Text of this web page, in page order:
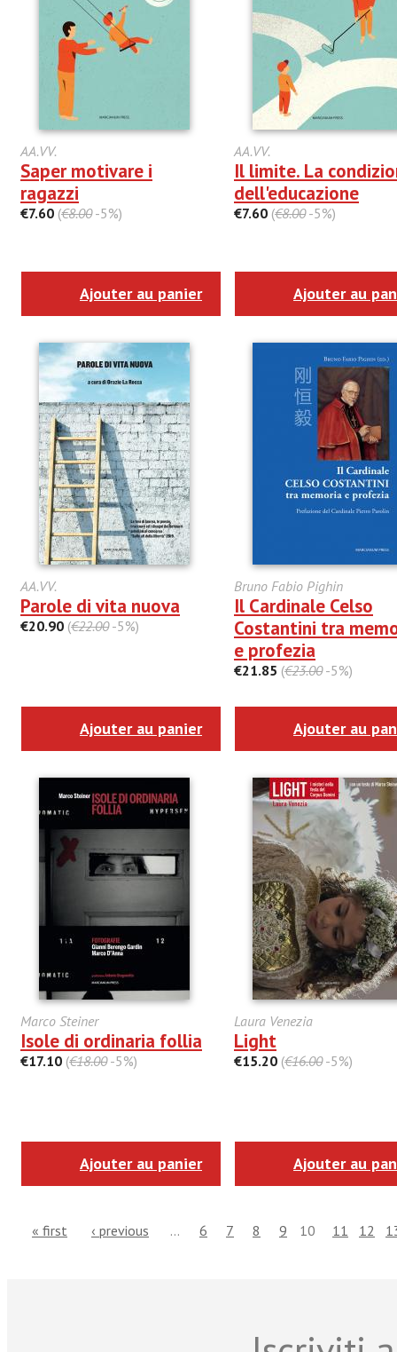
AA.VV.
Saper motivare i
ragazzi
€7.60 (€8.00-5%)
Ajouter au panier
AA.VV.
Il limite. La
dell'educazione
€7.60 (€8.00-5%)
Ajouter au
AA.VV.
Parole di vita nuova
€20.90 (€22.00-5%)
Ajouter au panier
Bruno Fabio Pighin
Il Cardinale Celso
Costantini tra
e profezia
€21.85 (€23.00-5%)
Ajouter au
Marco Steiner
Isole di ordinaria follia
€17.10 (€18.00-5%)
Ajouter au panier
Laura Venezia
Light
€15.20 (€16.00-5%)
Ajouter au
« first ‹ previous … 6 7 8 9 10 11 12